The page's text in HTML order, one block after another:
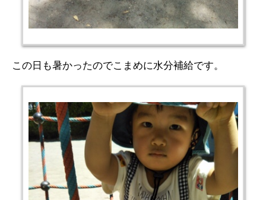
この日も暑かったのでこまめに水分補給です。